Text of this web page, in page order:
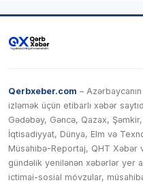
Qerbxeber.com –
izləmək üçün etibarlı xəbər
Gədəbəy, Gəncə, Qazax,
İqtisadiyyat, Dünya, Elm və
Müsahibə-Reportaj, QHT
gündəlik yenilənən xəbərlər yer
ictimai-sosial mövzular,